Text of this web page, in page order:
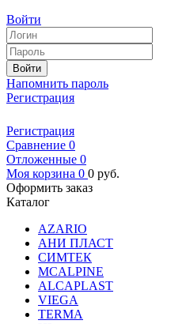
Войти
Войти
Напомнить пароль
Регистрация
Регистрация
Сравнение 0
Отложенные 0
Моя корзина 0 0 руб.
Оформить заказ
Каталог
AZARIO
АНИ ПЛАСТ
СИМТЕК
MCALPINE
ALCAPLAST
VIEGA
TERMA